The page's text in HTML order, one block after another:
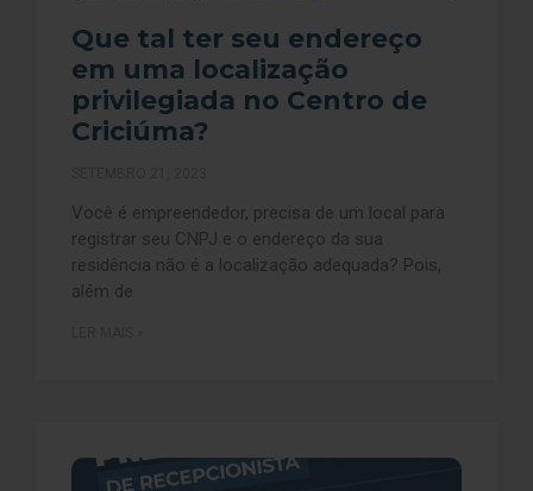
Que tal ter seu endereço
em uma localização
privilegiada no Centro de
Criciúma?
Você é empreendedor, precisa de um local para
registrar seu CNPJ e o endereço da sua
residência não é a localização adequada? Pois,
além de